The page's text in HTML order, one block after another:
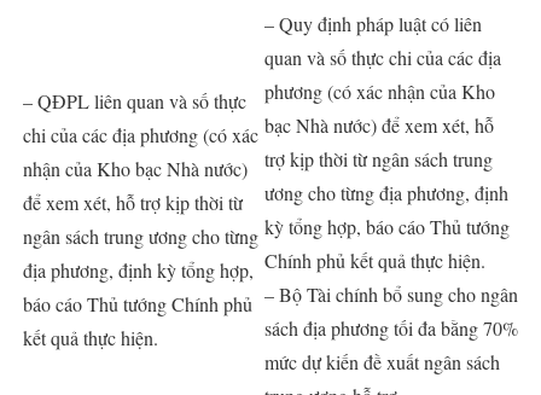
– QĐPL liên quan và số thực
chi của các địa phương (có xác
nhận của Kho bạc Nhà nước)
để xem xét, hỗ trợ kịp thời từ
ngân sách trung ương cho từng
địa phương, định kỳ tổng hợp,
báo cáo Thủ tướng Chính phủ
kết quả thực hiện.
– Quy định pháp luật có liên
quan và số thực chi của các địa
phương (có xác nhận của Kho
bạc Nhà nước) để xem xét, hỗ
trợ kịp thời từ ngân sách trung
ương cho từng địa phương, định
kỳ tổng hợp, báo cáo Thủ tướng
Chính phủ kết quả thực hiện.
– Bộ Tài chính bổ sung cho ngân
sách địa phương tối đa bằng 70%
mức dự kiến đề xuất ngân sách